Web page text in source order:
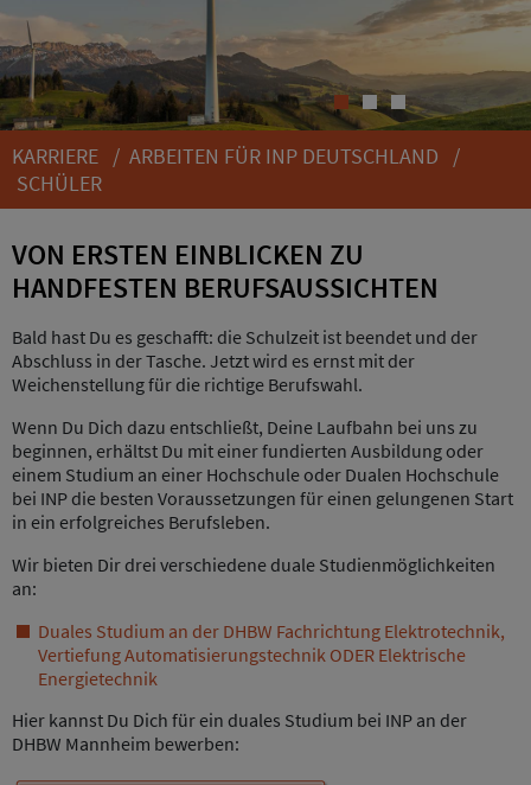
1 2 3
KARRIERE / ARBEITEN FÜR INP DEUTSCHLAND /
SCHÜLER
VON ERSTEN EINBLICKEN ZU
HANDFESTEN BERUFSAUSSICHTEN
Bald hast Du es geschafft: die Schulzeit ist beendet und der
Abschluss in der Tasche. Jetzt wird es ernst mit der
Weichenstellung für die richtige Berufswahl.
Wenn Du Dich dazu entschließt, Deine Laufbahn bei uns zu
beginnen, erhältst Du mit einer fundierten Ausbildung oder
einem Studium an einer Hochschule oder Dualen Hochschule
bei INP die besten Voraussetzungen für einen gelungenen Start
in ein erfolgreiches Berufsleben.
Wir bieten Dir drei verschiedene duale Studienmöglichkeiten
an:
Duales Studium an der DHBW Fachrichtung Elektrotechnik,
Vertiefung Automatisierungstechnik ODER Elektrische
Energietechnik
Hier kannst Du Dich für ein duales Studium bei INP an der
DHBW Mannheim bewerben: